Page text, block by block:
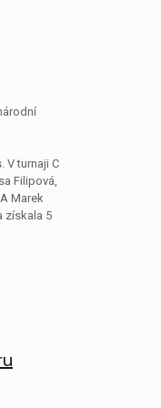
V turnaji C
Filipová,
Marek
získala 5